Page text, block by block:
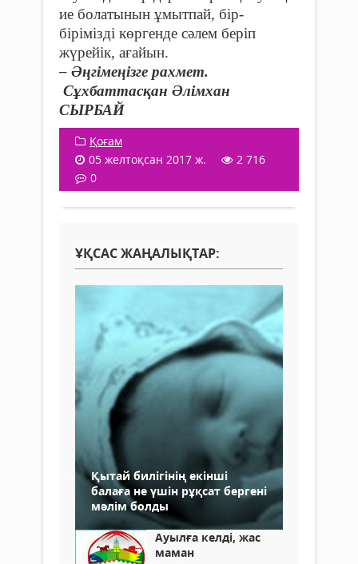
ие болатынын ұмытпай, бір-
бірімізді көр­генде сәлем беріп
жүрейік, ағайын.
– Әңгімеңізге рахмет.
Сұхбаттасқан Әлімхан
СЫРБАЙ
Қоғам
05 желтоқсан 2017 ж.
2 716
0
ҰҚСАС ЖАҢАЛЫҚТАР:
Қытай билігінің екінші
балаға не үшін рұқсат бергені
мәлім болды
Ауылға келді, жас
маман